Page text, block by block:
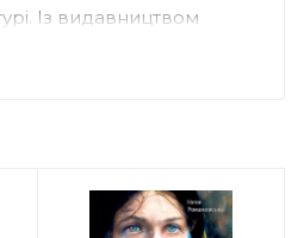
Із видавництвом
– відомі науковці,
дошкільних
студентів і науковців.
видавництва